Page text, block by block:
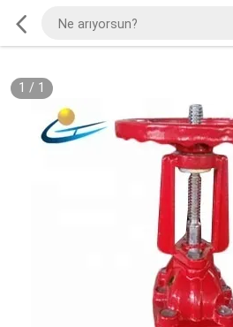
1 / 1